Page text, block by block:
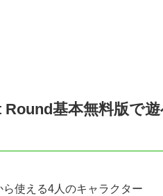
Round基本無料版で
ら使える4人のキャラクター